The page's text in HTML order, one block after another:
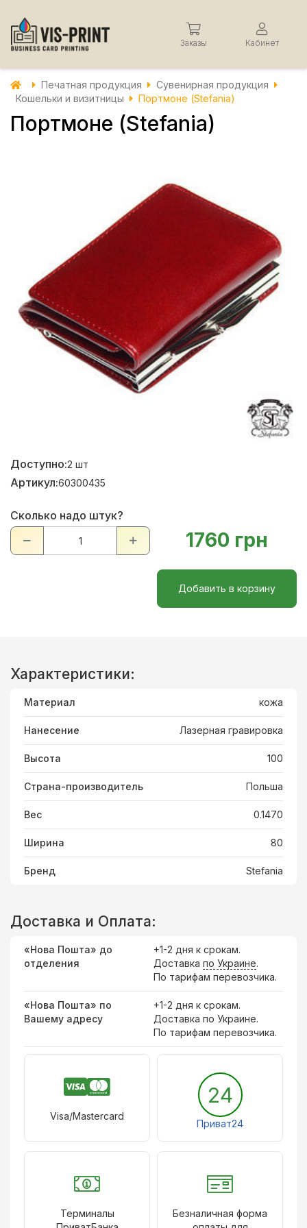
Заказы Кабинет
Печатная продукция
Сувенирная продукция
Кошельки и визитницы
Портмоне (Stefania)
Портмоне (Stefania)
Доступно:2 шт
Артикул:60300435
Сколько надо штук?
1760 грн
Добавить в корзину
Характеристики:
Материал кожа
Нанесение Лазерная гравировка
Высота 100
Страна-производитель Польша
Вес 0.1470
Ширина 80
Бренд Stefania
Доставка и Оплата:
«Нова Пошта» до
отделения
+1-2 дня к срокам.
Доставка по Украине.
По тарифам перевозчика.
«Нова Пошта» по
Вашему адресу
+1-2 дня к срокам.
Доставка по Украине.
По тарифам перевозчика.
Visa/Mastercard
24
Приват24
Терминалы
Безналичная форма